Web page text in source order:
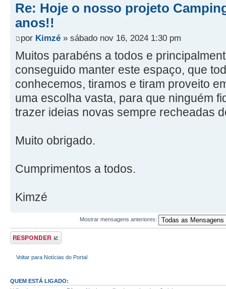
Re: Hoje o nosso projeto
anos!!
por Kimzé » sábado nov 16, 2024 1:30 pm
Muitos parabéns a todos e
conseguido manter este espaço, que
conhecemos, tiramos e tiram proveito
uma escolha vasta, para que ninguém
trazer ideias novas sempre recheadas
Muito obrigado.
Cumprimentos a todos.
Kimzé
Mostrar mensagens anteriores:
Responder
Voltar para Notícias do Portal
QUEM ESTÁ LIGADO: